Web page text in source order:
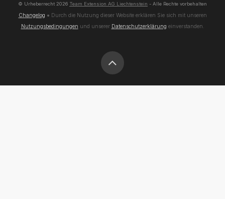
© Urheberrecht 2026 Team Extension AG Liechtenstein - Alle Rechte vorbehalten
Changelog ● Durch die Nutzung dieser Website erklären Sie sich mit unseren
Nutzungsbedingungen und unserer Datenschutzerklärung einverstanden.